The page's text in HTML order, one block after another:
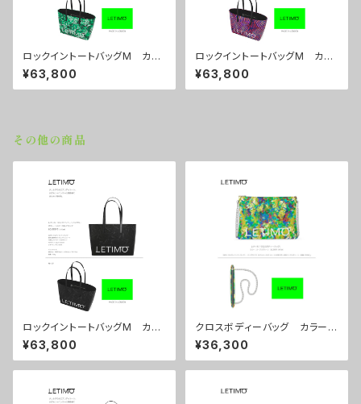
ロックイントートバッグM カラ
ー/プロポーズグリーン ■配送
まで約１か月
¥63,800
ロックイントートバッグM カラ
ー/センスマゼンダ ■配送まで
約１か月
¥63,800
その他の商品
ロックイントートバッグM カラ
ー/ミストラルブラック ■配送
まで約１か月
¥63,800
クロスボディーバッグ カラー/
リーフスグリーン ■配送まで
約１か月
¥36,300